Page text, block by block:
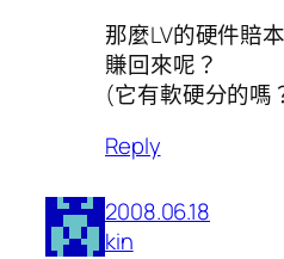
那麼LV的硬件賠
賺回來呢？
(它有軟硬分的嗎
Reply
2008.06.18
kin